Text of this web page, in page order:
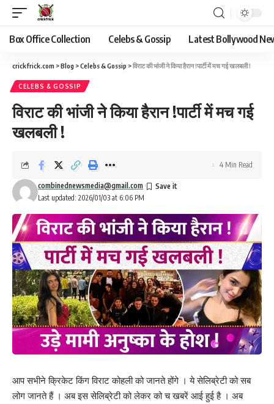
Box Office Collection Celebs & Gossip Latest Bollywood
crickfrick.com >Blog >Celebs & Gossip >विराट की भांजी ने किया हैरान !पार्टी में मच गई खलबली !
CELEBS & GOSSIP
विराट की भांजी ने किया हैरान !पार्टी में मच गई
खलबली !
Last updated: 2026/01/03 at 6:06 PM
combinednewsmedia@gmail.com
4 Min Read
आप सभीने क्रिकेट किंग विराट कोहली को जानते होंगे । ये सेलिब्रेटी को सब
लोग जानते हैं । अब इस सेलिब्रेटी को लेकर को च खबरें आई हुई है । अब